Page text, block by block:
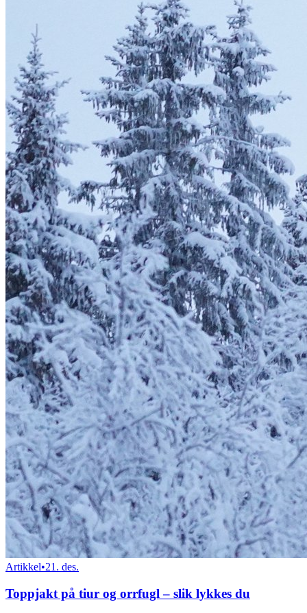
Artikkel•21. des.
Toppjakt på tiur og orrfugl – slik lykkes du